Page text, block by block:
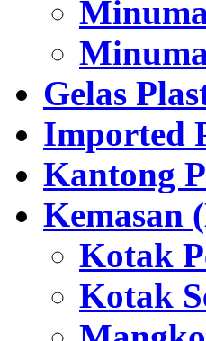
Gelas
Imported
Kantong
Kemasan
Kotak
Kotak